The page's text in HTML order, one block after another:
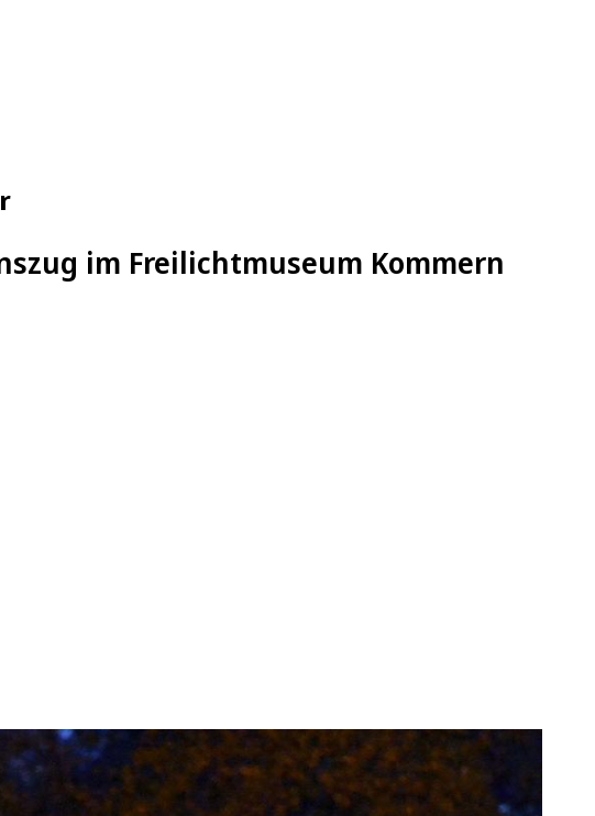
im Freilichtmuseum Kommern